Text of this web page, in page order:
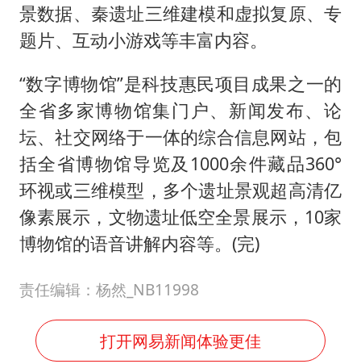
景数据、秦遗址三维建模和虚拟复原、专
题片、互动小游戏等丰富内容。
“数字博物馆”是科技惠民项目成果之一的
全省多家博物馆集门户、新闻发布、论
坛、社交网络于一体的综合信息网站，包
括全省博物馆导览及1000余件藏品360°
环视或三维模型，多个遗址景观超高清亿
像素展示，文物遗址低空全景展示，10家
博物馆的语音讲解内容等。(完)
责任编辑：杨然_NB11998
打开网易新闻体验更佳